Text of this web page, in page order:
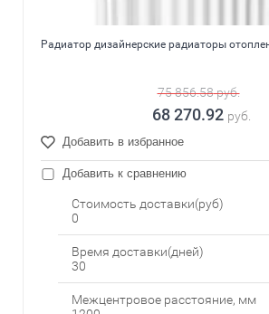
Радиатор дизайнерские радиаторы
75 856.58руб.
68 270.92 руб.
Добавить в избранное
Добавить к сравнению
Стоимость доставки(руб)
0
Время доставки(дней)
30
Межцентровое расстояние, мм